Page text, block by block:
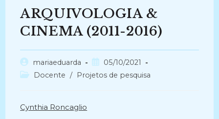
ARQUIVOLOGIA &
CINEMA (2011-2016)
Autor
do
mariaeduarda
Post
publicado:
05/10/2021
Categoria
Docente / Projetos de pesquisa
Cynthia Roncaglio